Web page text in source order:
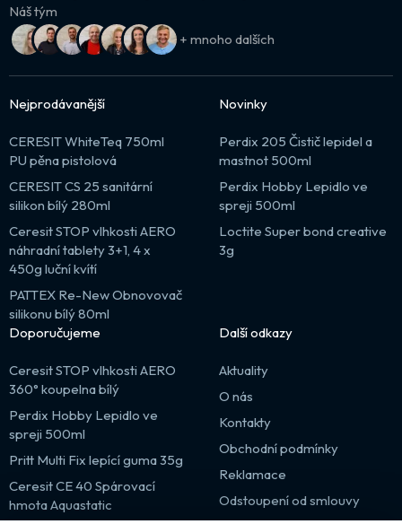
Náš tým
+ mnoho dalších
Nejprodávanější
CERESIT WhiteTeq 750ml
PU pěna pistolová
CERESIT CS 25 sanitární
silikon bílý 280ml
Ceresit STOP vlhkosti AERO
náhradní tablety 3+1, 4 x
450g luční kvítí
PATTEX Re-New Obnovovač
silikonu bílý 80ml
Novinky
Perdix 205 Čistič lepidel a
mastnot 500ml
Perdix Hobby Lepidlo ve
spreji 500ml
Loctite Super bond creative
3g
Doporučujeme
Ceresit STOP vlhkosti AERO
360° koupelna bílý
Perdix Hobby Lepidlo ve
spreji 500ml
Pritt Multi Fix lepící guma 35g
Ceresit CE 40 Spárovací
hmota Aquastatic
Další odkazy
Aktuality
O nás
Kontakty
Obchodní podmínky
Reklamace
Odstoupení od smlouvy